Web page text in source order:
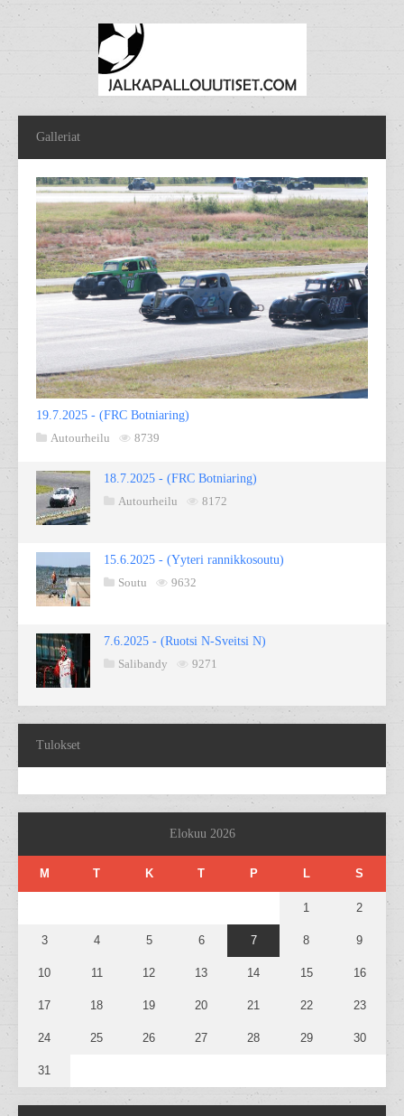
Galleriat
19.7.2025 - (FRC Botniaring)
Autourheilu
8739
18.7.2025 - (FRC Botniaring)
Autourheilu
8172
15.6.2025 - (Yyteri rannikkosoutu)
Soutu
9632
7.6.2025 - (Ruotsi N-Sveitsi N)
Salibandy
9271
Tulokset
Elokuu 2026
M T K T P L S
1 2
3 4 5 6 7 8 9
10 11 12 13 14 15 16
17 18 19 20 21 22 23
24 25 26 27 28 29 30
31